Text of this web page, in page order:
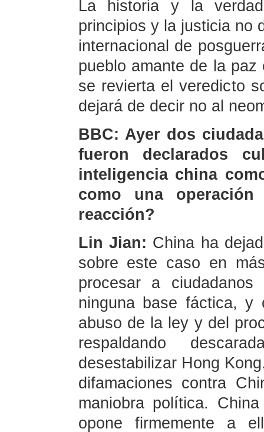
La historia y la
principios y la justicia no
internacional de
pueblo amante de la
se revierta el veredicto
dejará de decir no al
BBC: Ayer dos
fueron declarados
inteligencia china
como una
reacción?
Lin Jian: China ha
sobre este caso en
procesar a
ninguna base fáctica, y
abuso de la ley y del
respaldando
desestabilizar Hong
difamaciones contra
maniobra política.
opone firmemente a